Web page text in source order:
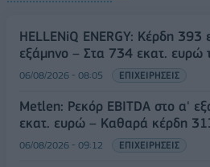
HELLENiQ ENERGY: Κέρδη
εξάμηνο – Στα 734 εκατ. ευρώ
06/08/2026 - 08:05 ΕΠΙΧΕΙΡΗΣΕΙΣ
Metlen: Ρεκόρ EBITDA στο α'
εκατ. ευρώ – Καθαρά κέρδη
06/08/2026 - 09:12 ΕΠΙΧΕΙΡΗΣΕΙΣ